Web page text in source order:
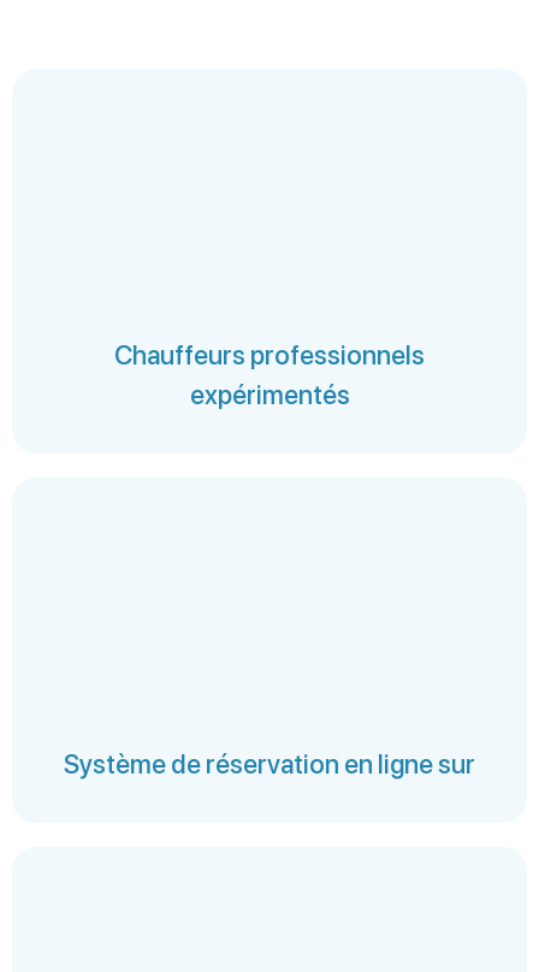
Chauffeurs professionnels
expérimentés
Système de réservation en ligne sur